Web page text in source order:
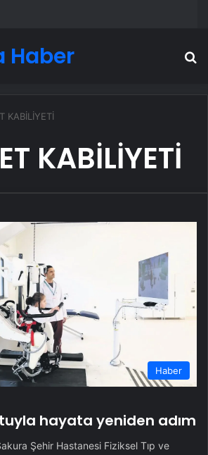
Haber
KABİLİYETİ
KABİLİYETİ
Haber
hayata yeniden adım
Şehir Hastanesi Fiziksel Tıp ve